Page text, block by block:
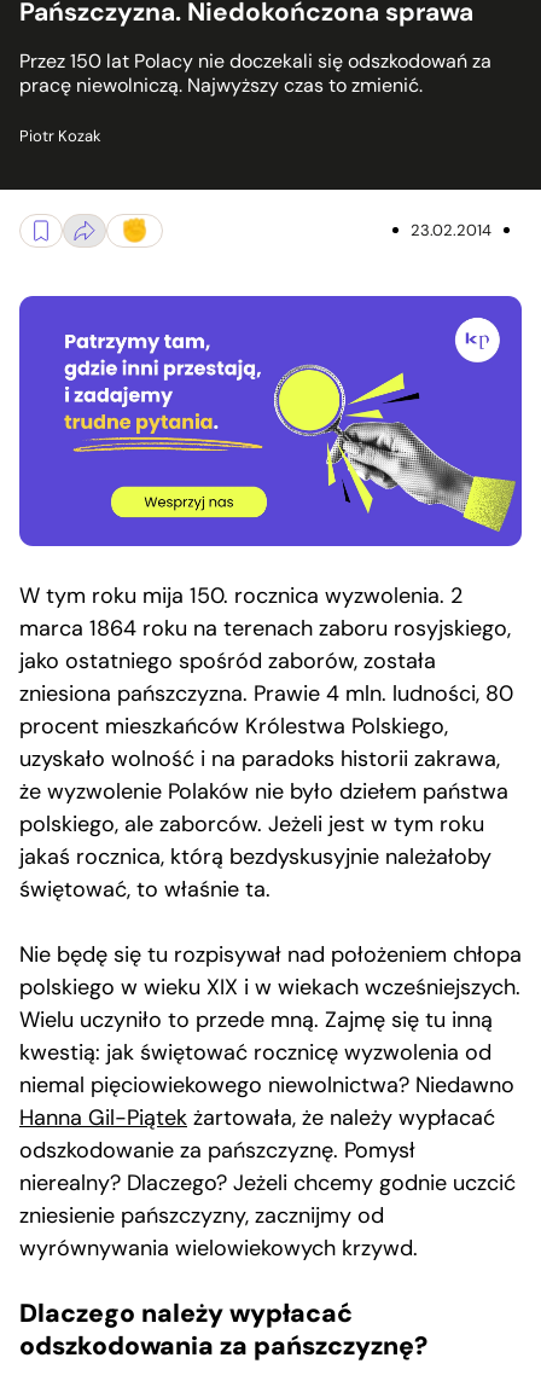
Pańszczyzna. Niedokończona sprawa
Przez 150 lat Polacy nie doczekali się odszkodowań za
pracę niewolniczą. Najwyższy czas to zmienić.
Piotr Kozak
23.02.2014
W tym roku mija 150. rocznica wyzwolenia. 2
marca 1864 roku na terenach zaboru rosyjskiego,
jako ostatniego spośród zaborów, została
zniesiona pańszczyzna. Prawie 4 mln. ludności, 80
procent mieszkańców Królestwa Polskiego,
uzyskało wolność i na paradoks historii zakrawa,
że wyzwolenie Polaków nie było dziełem państwa
polskiego, ale zaborców. Jeżeli jest w tym roku
jakaś rocznica, którą bezdyskusyjnie należałoby
świętować, to właśnie ta.
Nie będę się tu rozpisywał nad położeniem chłopa
polskiego w wieku XIX i w wiekach wcześniejszych.
Wielu uczyniło to przede mną. Zajmę się tu inną
kwestią: jak świętować rocznicę wyzwolenia od
niemal pięciowiekowego niewolnictwa? Niedawno
Hanna Gil-Piątek żartowała, że należy wypłacać
odszkodowanie za pańszczyznę. Pomysł
nierealny? Dlaczego? Jeżeli chcemy godnie uczcić
zniesienie pańszczyzny, zacznijmy od
wyrównywania wielowiekowych krzywd.
Dlaczego należy wypłacać
odszkodowania za pańszczyznę?